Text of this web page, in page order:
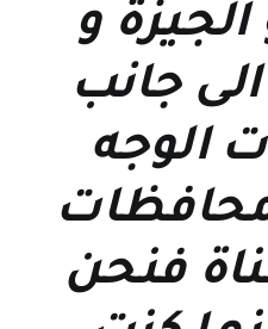
الجيزة و
الى جانب
الوجه
فنحن